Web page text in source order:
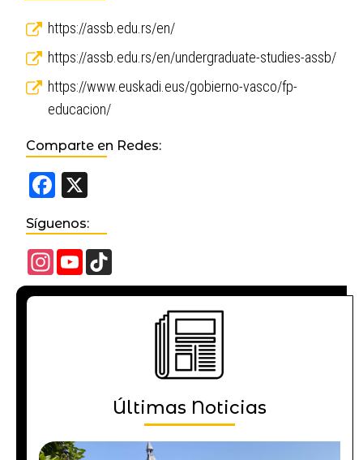
https://assb.edu.rs/en/
https://assb.edu.rs/en/undergraduate-studies-assb/
https://www.euskadi.eus/gobierno-vasco/fp-
educacion/
Comparte en Redes:
Facebook
Síguenos:
Instagram
YouTube
Channel
Últimas Noticias